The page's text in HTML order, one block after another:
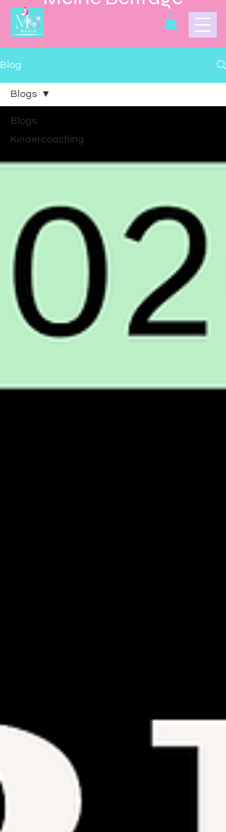
Blog
Blogs
Kindercoaching
Blogs